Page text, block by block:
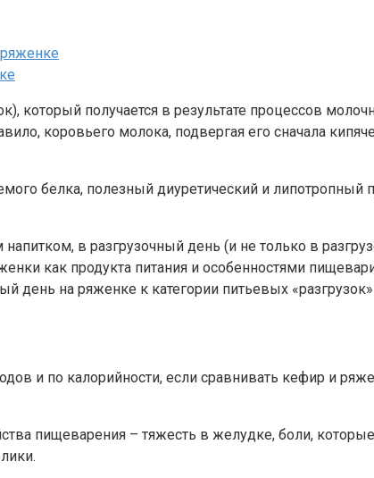
который получается в результате процессов
коровьего молока, подвергая его сначала
белка, полезный диуретический и липотропный
в разгрузочный день (и не только в
как продукта питания и особенностями
день на ряженке к категории питьевых
и по калорийности, если сравнивать кефир и
пищеварения – тяжесть в желудке, боли,